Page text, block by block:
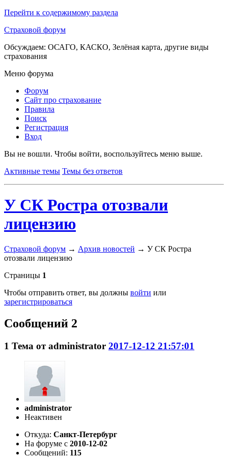
Перейти к содержимому раздела
Страховой форум
Обсуждаем: ОСАГО, КАСКО, Зелёная карта, другие виды
страхования
Меню форума
Форум
Сайт про страхование
Правила
Поиск
Регистрация
Вход
Вы не вошли. Чтобы войти, воспользуйтесь меню выше.
Активные темы Темы без ответов
У СК Ростра отозвали
лицензию
Страховой форум → Архив новостей → У СК Ростра
отозвали лицензию
Страницы 1
Чтобы отправить ответ, вы должны войти или
зарегистрироваться
Сообщений 2
1 Тема отadministrator 2017-12-12 21:57:01
administrator
Неактивен
Откуда: Санкт-Петербург
На форуме с 2010-12-02
Сообщений: 115